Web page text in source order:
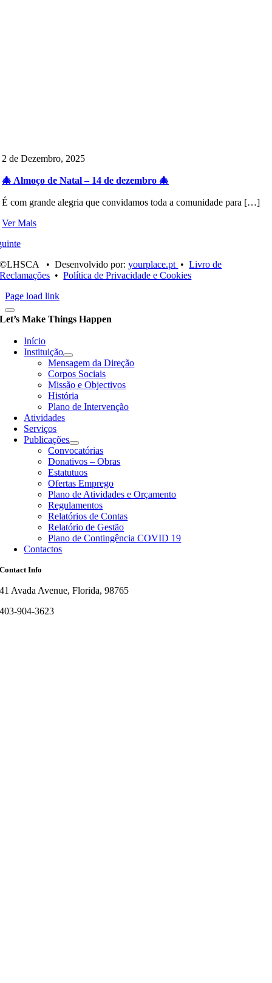
2 de Dezembro, 2025
🎄 Almoço de Natal – 14 de dezembro 🎄
É com grande alegria que convidamos toda a comunidade para […]
Ver Mais
©LHSCA • Desenvolvido por:yourplace.pt •Livro de
Reclamações •Política de Privacidade e Cookies
Page load link
Let’s Make Things Happen
Início
Instituição
Mensagem da Direção
Corpos Sociais
Missão e Objectivos
História
Plano de Intervenção
Atividades
Serviços
Publicações
Convocatórias
Donativos – Obras
Estatutuos
Ofertas Emprego
Plano de Atividades e Orçamento
Regulamentos
Relatórios de Contas
Relatório de Gestão
Plano de Contingência COVID 19
Contactos
Contact Info
41 Avada Avenue, Florida, 98765
403-904-3623